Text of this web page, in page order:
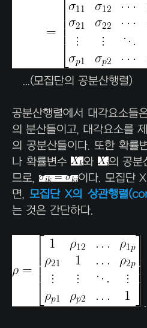
...(모집단의 공분산행렬)
공분산행렬에서 대각요소들
의 분산들이고, 대각요소를
의 공분산들이다. 또한 확률
나 확률변수
와
의 공분
므로,
이다. 모집단
면,모집단 X의 상관행렬
는 것은 간단하다.